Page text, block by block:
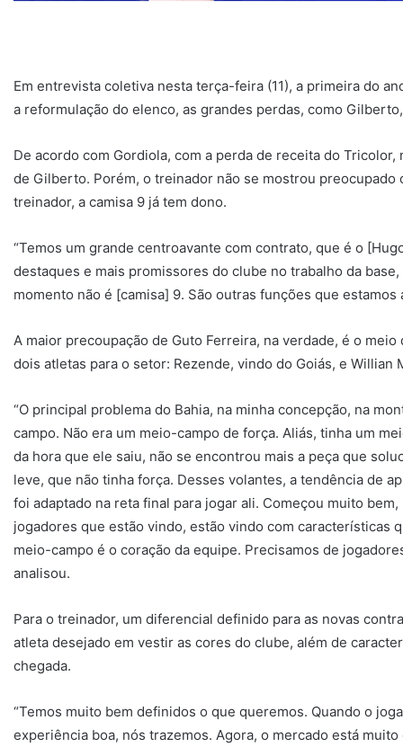
Em entrevista coletiva nesta terça-feira (11), a primeira do
a reformulação do elenco, as grandes perdas, como
De acordo com Gordiola, com a perda de receita do
de Gilberto. Porém, o treinador não se mostrou
treinador, a camisa 9 já tem dono.
“Temos um grande centroavante com contrato, que é o
destaques e mais promissores do clube no trabalho da
momento não é [camisa] 9. São outras funções que estamos
A maior precoupação de Guto Ferreira, na verdade, é o
dois atletas para o setor: Rezende, vindo do Goiás, e Willian
“O principal problema do Bahia, na minha concepção, na
campo. Não era um meio-campo de força. Aliás, tinha um
da hora que ele saiu, não se encontrou mais a peça que
leve, que não tinha força. Desses volantes, a tendência de
foi adaptado na reta final para jogar ali. Começou muito
jogadores que estão vindo, estão vindo com características
meio-campo é o coração da equipe. Precisamos de
analisou.
Para o treinador, um diferencial definido para as novas
atleta desejado em vestir as cores do clube, além de
chegada.
“Temos muito bem definidos o que queremos. Quando o
experiência boa, nós trazemos. Agora, o mercado está